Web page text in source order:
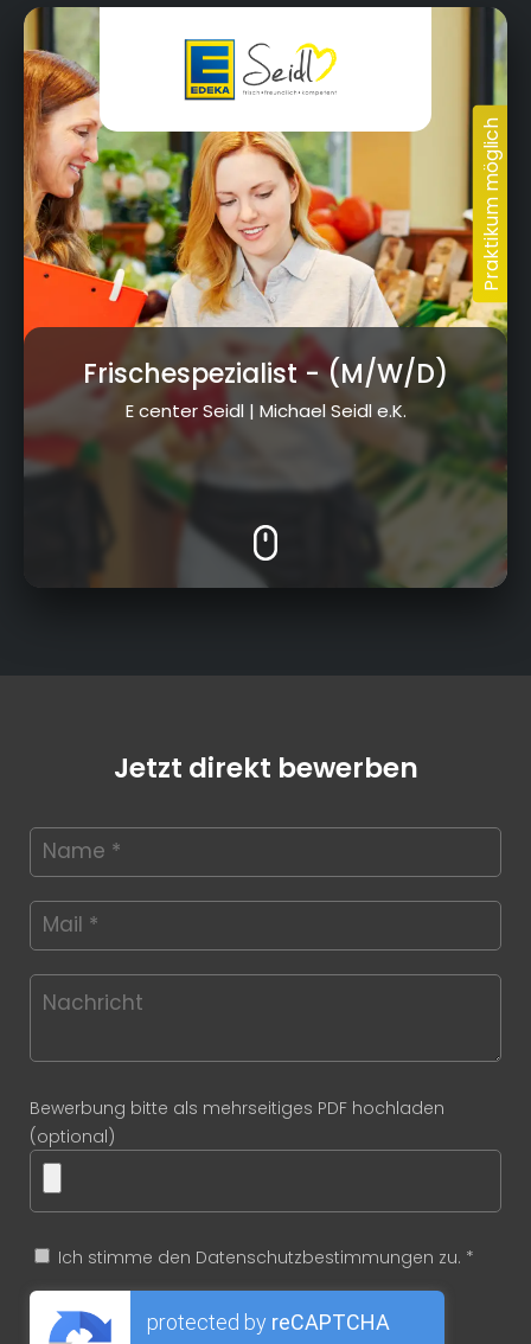
Frischespezialist- (M/W/D)
E center Seidl | Michael Seidl e.K.
Jetzt direkt bewerben
Bewerbung bitte als mehrseitiges PDF hochladen
(optional)
Ich stimme den Datenschutzbestimmungen zu. *
protected by reCAPTCHA